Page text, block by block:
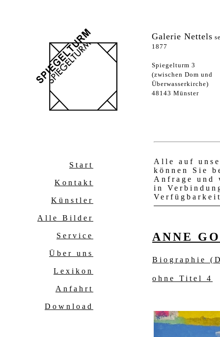
Galerie Nettels
1877
Spiegelturm 3
(zwischen Dom und
Überwasserkirche)
48143 Münster
Start
Kontakt
Künstler
Alle Bilder
Service
Über uns
Lexikon
Anfahrt
Download
Alle auf
können Sie
Anfrage und
in
ANNE
Biographie
ohne Titel 4